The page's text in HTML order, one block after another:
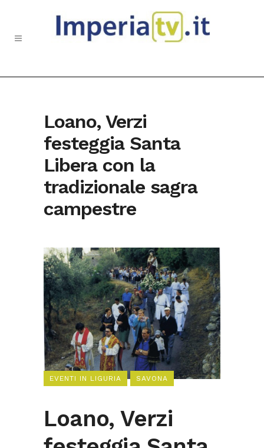
Loano, Verzi
festeggia Santa
Libera con la
tradizionale sagra
campestre
EVENTI IN LIGURIA SAVONA
Loano, Verzi